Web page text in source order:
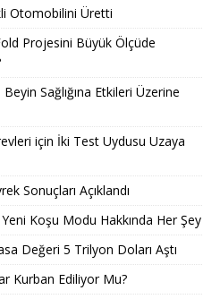
Otomobilini Üretti
Projesini Büyük Ölçüde
Sağlığına Etkileri Üzerine
için İki Test Uydusu Uzaya
Sonuçları Açıklandı
Koşu Modu Hakkında Her Şey
Değeri 5 Trilyon Doları Aştı
Kurban Ediliyor Mu?